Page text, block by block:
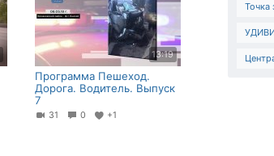
13:19
Программа Пешеход.
Дорога. Водитель. Выпуск
7
31 0 +1
Точка